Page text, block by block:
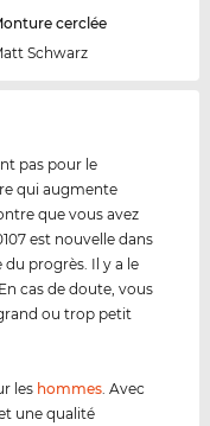
cerclée
Schwarz
pas pour le
qui augmente
que vous avez
est nouvelle dans
du progrès. Il y a le
cas de doute, vous
ou trop petit
les hommes . Avec
une qualité